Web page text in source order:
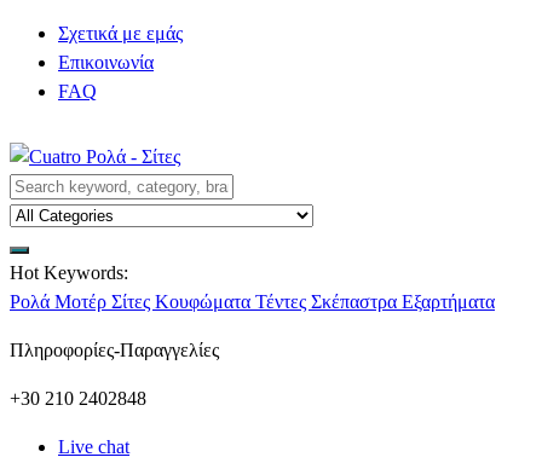
Σχετικά με εμάς
Επικοινωνία
FAQ
Hot Keywords:
Ρολά Μοτέρ Σίτες Κουφώματα Τέντες Σκέπαστρα Εξαρτήματα
Πληροφορίες-Παραγγελίες
+30 210 2402848
Live chat